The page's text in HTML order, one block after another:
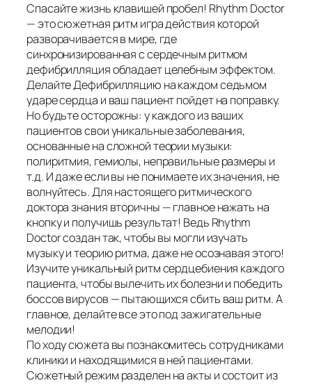
Спасайте жизнь клавишей пробел! Rhythm Doctor
— это сюжетная ритм игра действия которой
разворачивается в мире, где
синхронизированная с сердечным ритмом
дефибрилляция обладает целебным эффектом.
Делайте Дефибрилляцию на каждом седьмом
ударе сердца и ваш пациент пойдет на поправку.
Но будьте осторожны: у каждого из ваших
пациентов свои уникальные заболевания,
основанные на сложной теории музыки:
полиритмия, гемиолы, неправильные размеры и
т.д. И даже если вы не понимаете их значения, не
волнуйтесь. Для настоящего ритмического
доктора знания вторичны — главное нажать на
кнопку и получишь результат! Ведь Rhythm
Doctor создан так, чтобы вы могли изучать
музыку и теорию ритма, даже не осознавая этого!
Изучите уникальный ритм сердцебиения каждого
пациента, чтобы вылечить их болезни и победить
боссов вирусов — пытающихся сбить ваш ритм. А
главное, делайте все это под зажигательные
мелодии!
По ходу сюжета вы познакомитесь сотрудниками
клиники и находящимися в ней пациентами.
Сюжетный режим разделен на акты и состоит из